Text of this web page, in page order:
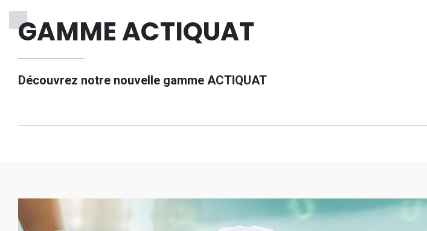
GAMME ACTIQUAT
Découvrez notre nouvelle gamme ACTIQUAT